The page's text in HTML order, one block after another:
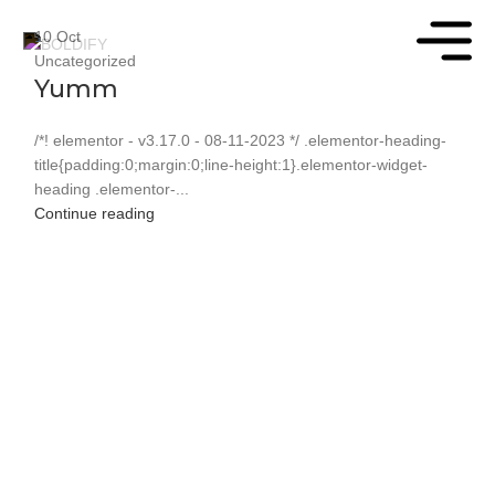
10Oct
Uncategorized
Yumm
/*! elementor - v3.17.0 - 08-11-2023 */ .elementor-heading-
title{padding:0;margin:0;line-height:1}.elementor-widget-
heading .elementor-...
Continue reading